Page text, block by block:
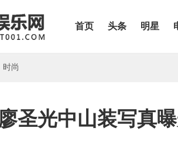
首页 头条 明星
时尚
圣光中山装写真